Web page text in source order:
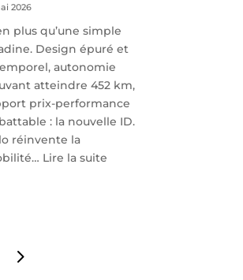
2026
plus qu’une simple
Design épuré et
autonomie
atteindre 452 km,
prix-performance
: la nouvelle ID.
réinvente la
Lire la suite